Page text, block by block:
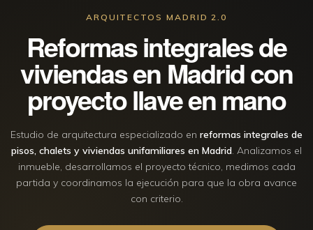
ARQUITECTOS MADRID 2.0
Reformas integrales de
viviendas en Madrid con
proyecto llave en mano
Estudio de arquitectura especializado en reformas integrales de
pisos, chalets y viviendas unifamiliares en Madrid. Analizamos el
inmueble, desarrollamos el proyecto técnico, medimos cada
partida y coordinamos la ejecución para que la obra avance
con criterio.